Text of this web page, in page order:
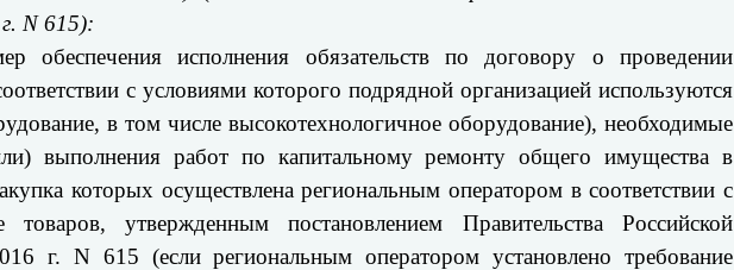
N 615):
обеспечения исполнения обязательств по договору о проведении
с условиями которого подрядной организацией используются
в том числе высокотехнологичное оборудование), необходимые
выполнения работ по капитальному ремонту общего имущества в
которых осуществлена региональным оператором в соответствии с
утвержденным постановлением Правительства Российской
г. N 615 (если региональным оператором установлено требование